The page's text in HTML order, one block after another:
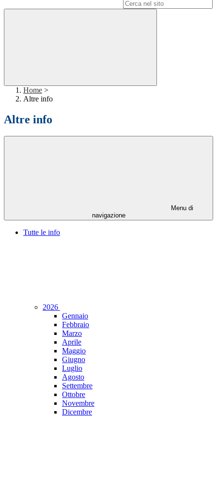
Home >
Altre info
Altre info
Menu di
navigazione
Tutte le info
2026
Gennaio
Febbraio
Marzo
Aprile
Maggio
Giugno
Luglio
Agosto
Settembre
Ottobre
Novembre
Dicembre